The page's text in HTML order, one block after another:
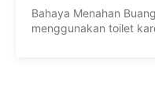
Bahaya Menahan
menggunakan toilet